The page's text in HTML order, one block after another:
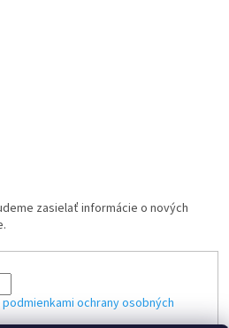
zasielať informácie o nových
podmienkami ochrany osobných